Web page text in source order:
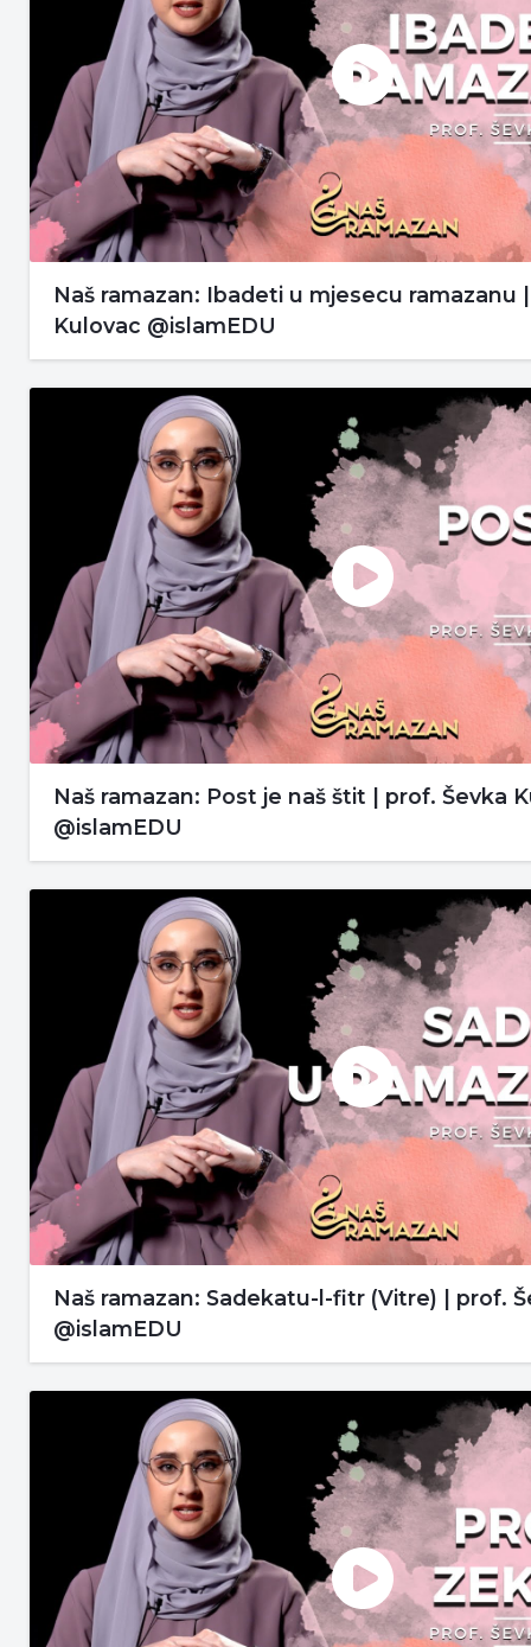
Naš ramazan: Ibadeti u mjesecu ramazanu
Kulovac @islamEDU
Naš ramazan: Post je naš štit | prof. Ševka
@islamEDU
Naš ramazan: Sadekatu-l-fitr (Vitre) | prof.
@islamEDU